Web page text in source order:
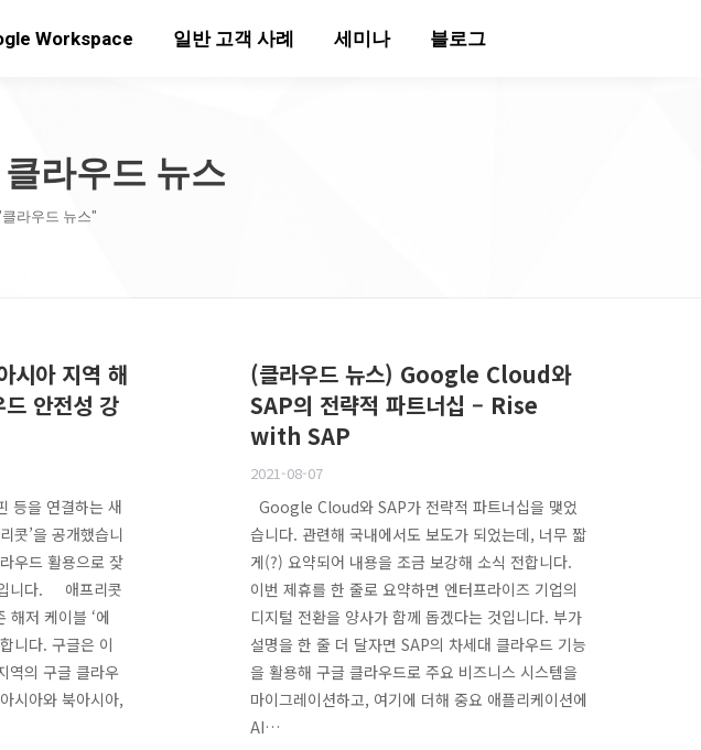
Workspace 일반 고객 사례 세미나 블로그
클라우드 뉴스
라우드 뉴스"
시아 지역 해
안전성 강
등을 연결하는 새
콧’을 공개했습니
우드 활용으로 잦
입니다. 애프리콧
저 케이블 ‘에
니다. 구글은 이
역의 구글 클라우
시아와 북아시아,
(클라우드 뉴스) Google Cloud와
SAP의 전략적 파트너십 – Rise
with SAP
2021-08-07
Google Cloud와 SAP가 전략적 파트너십을 맺었
습니다. 관련해 국내에서도 보도가 되었는데, 너무 짧
게(?) 요약되어 내용을 조금 보강해 소식 전합니다.
이번 제휴를 한 줄로 요약하면 엔터프라이즈 기업의
디지털 전환을 양사가 함께 돕겠다는 것입니다. 부가
설명을 한 줄 더 달자면 SAP의 차세대 클라우드 기능
을 활용해 구글 클라우드로 주요 비즈니스 시스템을
마이그레이션하고, 여기에 더해 중요 애플리케이션에
AI…